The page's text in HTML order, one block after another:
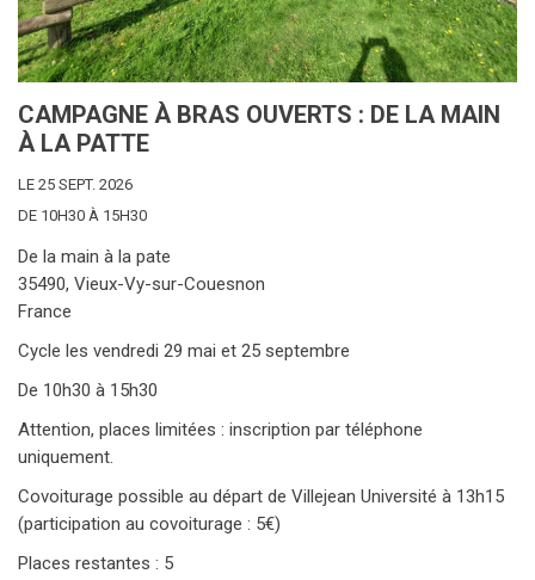
CAMPAGNE À BRAS OUVERTS : DE LA MAIN
À LA PATTE
LE 25 SEPT. 2026
DE 10H30 À 15H30
De la main à la pate
35490, Vieux-Vy-sur-Couesnon
France
Cycle les vendredi 29 mai et 25 septembre
De 10h30 à 15h30
Attention, places limitées : inscription par téléphone
uniquement.
Covoiturage possible au départ de Villejean Université à 13h15
(participation au covoiturage : 5€)
Places restantes : 5